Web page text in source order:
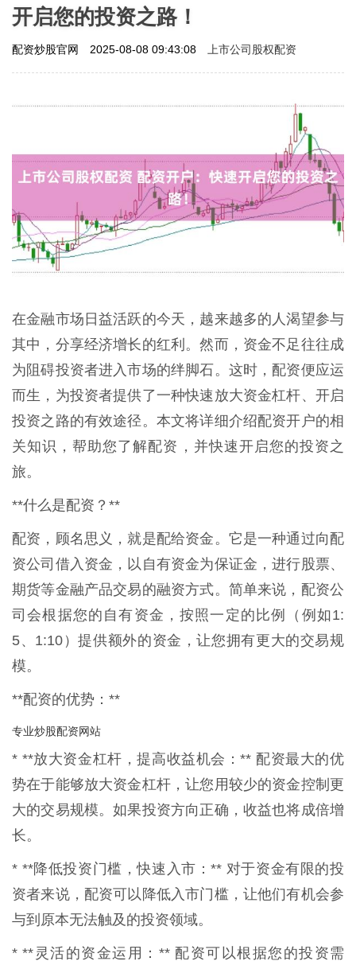
开启您的投资之路！
配资炒股官网 2025-08-08 09:43:08 上市公司股权配资
在金融市场日益活跃的今天，越来越多的人渴望参与
其中，分享经济增长的红利。然而，资金不足往往成
为阻碍投资者进入市场的绊脚石。这时，配资便应运
而生，为投资者提供了一种快速放大资金杠杆、开启
投资之路的有效途径。本文将详细介绍配资开户的相
关知识，帮助您了解配资，并快速开启您的投资之
旅。
**什么是配资？**
配资，顾名思义，就是配给资金。它是一种通过向配
资公司借入资金，以自有资金为保证金，进行股票、
期货等金融产品交易的融资方式。简单来说，配资公
司会根据您的自有资金，按照一定的比例（例如1:
5、1:10）提供额外的资金，让您拥有更大的交易规
模。
**配资的优势：**
专业炒股配资网站
* **放大资金杠杆，提高收益机会：** 配资最大的优
势在于能够放大资金杠杆，让您用较少的资金控制更
大的交易规模。如果投资方向正确，收益也将成倍增
长。
* **降低投资门槛，快速入市：** 对于资金有限的投
资者来说，配资可以降低入市门槛，让他们有机会参
与到原本无法触及的投资领域。
* **灵活的资金运用：** 配资可以根据您的投资需